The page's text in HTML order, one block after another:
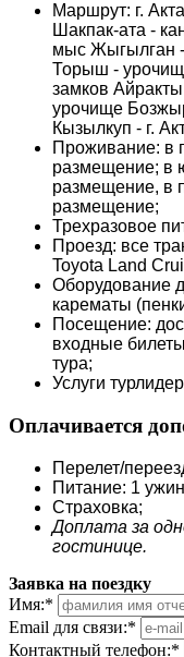
Маршрут: г.
Шакпак-ата -
мыс Жыгылган
Торыш -
замков Айракты
урочище
Кызылкуп - г.
Проживание: в
размещение; в
размещение, в
размещение;
Трехразовое
Проезд: все
Toyota Land
Оборудование
карематы
Посещение:
входные
тура;
Услуги
Оплачивается
Перелет/
Питание: 1
Страховка;
Доплата за
гостинице.
Заявка на поездку
Имя:*
Email для связи:*
Контактный телефон:*